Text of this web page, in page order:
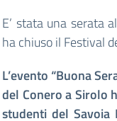
E’ stata una serata
ha chiuso il Festival
L’evento “Buona
del Conero a Sirolo
studenti del Savoia